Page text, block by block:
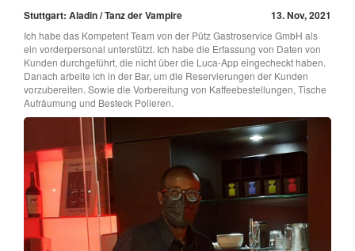
Stuttgart: Aladin / Tanz der Vampire 13. Nov, 2021
Ich habe das Kompetent Team von der Pütz Gastroservice GmbH als
ein vorderpersonal unterstützt. Ich habe die Erfassung von Daten von
Kunden durchgeführt, die nicht über die Luca-App eingecheckt haben.
Danach arbeite ich in der Bar, um die Reservierungen der Kunden
vorzubereiten. Sowie die Vorbereitung von Kaffeebestellungen, Tische
Aufräumung und Besteck Polieren.